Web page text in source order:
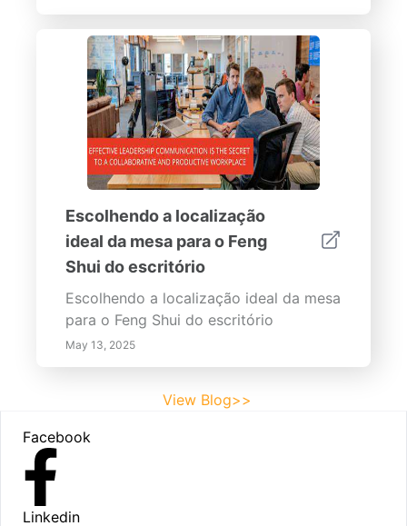
Escolhendo a localização
ideal da mesa para o Feng
Shui do escritório
Escolhendo a localização ideal da mesa
para o Feng Shui do escritório
May 13, 2025
View Blog>>
Facebook
Linkedin